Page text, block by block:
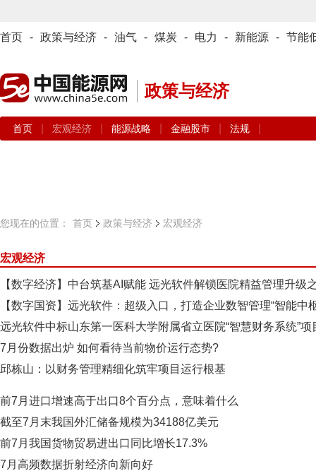
首页 - 政策与经济 - 油气 - 煤炭 - 电力 - 新能源 - 节能
政策与经济
首页 宏观经济 能源战略 金融股市 法规
您现在的位置： 首页 政策与经济 宏观经济
宏观经济
【数字经济】中台筑基AI赋能 远光软件解锁医院精益管理升级
【数字国资】远光软件：超级入口，打造企业数智管理“智能中
远光软件中标山东第一医科大学附属省立医院“智慧财务系统”项
7月份数据出炉 如何看待当前物价运行态势?
邱栋山：以财务管理精细化筑牢项目运行根基
前7月进口增速高于出口8个百分点，意味着什么
截至7月末我国外汇储备规模为34188亿美元
前7月我国货物贸易进出口同比增长17.3%
7月高频数据折射经济向新向好